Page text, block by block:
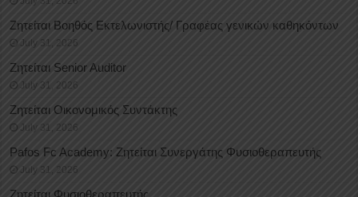
Ζητείται Βοηθός Εκτελωνιστής/ Γραφέας γενικών καθηκόντων
July 31, 2026
Ζητείται Senior Auditor
July 31, 2026
Ζητείται Οικονομικός Συντάκτης
July 31, 2026
Pafos Fc Academy: Ζητείται Συνεργάτης Φυσιοθεραπευτής
July 31, 2026